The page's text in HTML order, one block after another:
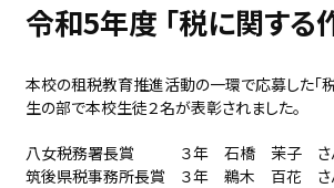
令和5年度 「税に関する
本校の租税教育推進活動の一環で応募した「
生の部で本校生徒２名が表彰されました。
八女税務署長賞 ３年 石橋 茉子 さん（
筑後県税事務所長賞 ３年 鵜木 百花 さん